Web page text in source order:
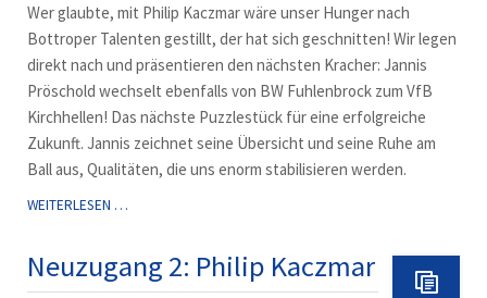
Wer glaubte, mit Philip Kaczmar wäre unser Hunger nach
Bottroper Talenten gestillt, der hat sich geschnitten! Wir legen
direkt nach und präsentieren den nächsten Kracher: Jannis
Pröschold wechselt ebenfalls von BW Fuhlenbrock zum VfB
Kirchhellen! Das nächste Puzzlestück für eine erfolgreiche
Zukunft. Jannis zeichnet seine Übersicht und seine Ruhe am
Ball aus, Qualitäten, die uns enorm stabilisieren werden.
WEITERLESEN …NEUZUGANG
PRÖSCHOLD
Neuzugang 2: Philip Kaczmar